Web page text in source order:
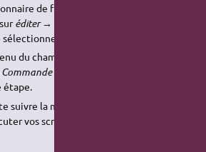
de fichier
éditer → Préférences
du champ
Commandeque vous avez pris soin de
étape.
suivre la méthode graphique indiquée
vos scripts shell.